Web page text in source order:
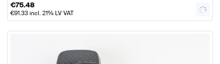
€75.48
€91.33incl. 21% LV VAT